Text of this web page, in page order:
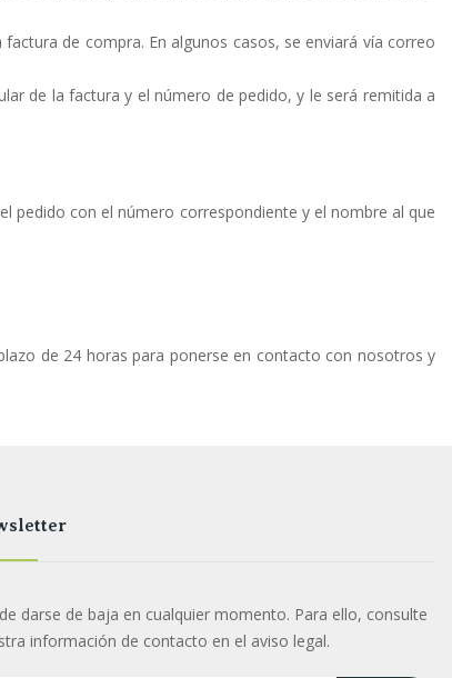
de compra. En algunos casos, se enviará vía correo
de la factura y el número de pedido, y le será remitida a
pedido con el número correspondiente y el nombre al que
de 24 horas para ponerse en contacto con nosotros y
darse de baja en cualquier momento. Para ello, consulte
información de contacto en el aviso legal.